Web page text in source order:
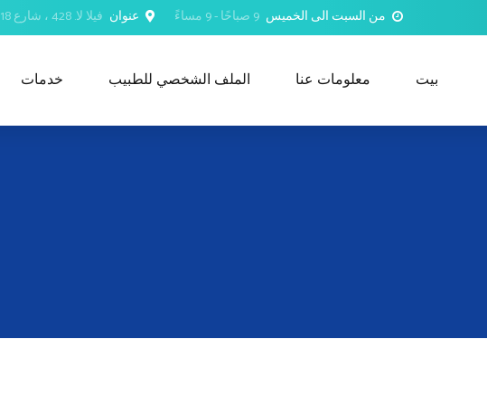
من السبت الى الخميس 9 صباحًا - 9 مساءً عنوان فيلا لا. 428 ، شارع 18 نوفمبر ، شمال العذيبة ، مسقط ، عمان
بيت معلومات عنا الملف الشخصي للطبيب خدمات